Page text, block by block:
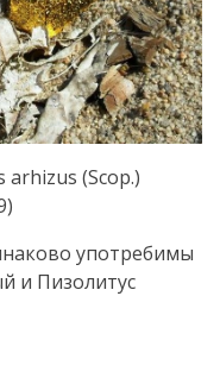
(Scop.)
употребимы
и Пизолитус